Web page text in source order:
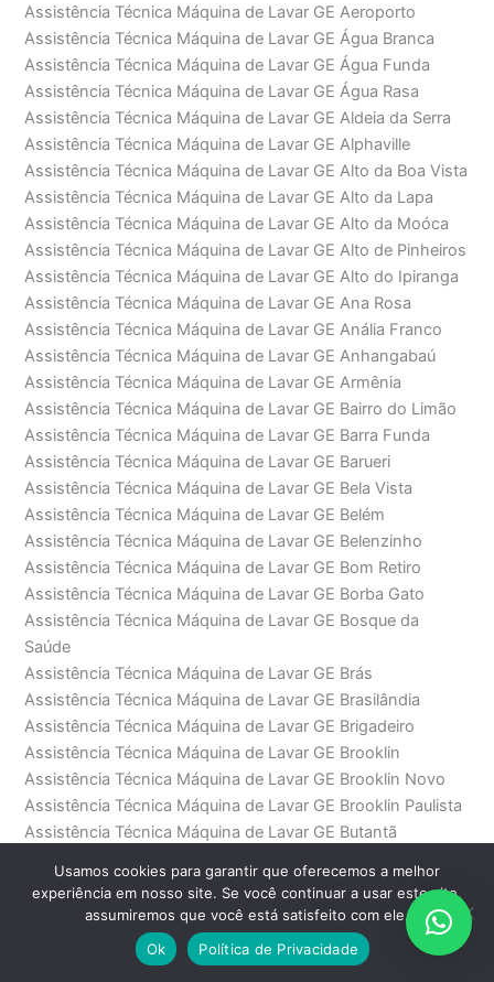
Assistência Técnica Máquina de Lavar GE Aeroporto
Assistência Técnica Máquina de Lavar GE Água Branca
Assistência Técnica Máquina de Lavar GE Água Funda
Assistência Técnica Máquina de Lavar GE Água Rasa
Assistência Técnica Máquina de Lavar GE Aldeia da Serra
Assistência Técnica Máquina de Lavar GE Alphaville
Assistência Técnica Máquina de Lavar GE Alto da Boa Vista
Assistência Técnica Máquina de Lavar GE Alto da Lapa
Assistência Técnica Máquina de Lavar GE Alto da Moóca
Assistência Técnica Máquina de Lavar GE Alto de Pinheiros
Assistência Técnica Máquina de Lavar GE Alto do Ipiranga
Assistência Técnica Máquina de Lavar GE Ana Rosa
Assistência Técnica Máquina de Lavar GE Anália Franco
Assistência Técnica Máquina de Lavar GE Anhangabaú
Assistência Técnica Máquina de Lavar GE Armênia
Assistência Técnica Máquina de Lavar GE Bairro do Limão
Assistência Técnica Máquina de Lavar GE Barra Funda
Assistência Técnica Máquina de Lavar GE Barueri
Assistência Técnica Máquina de Lavar GE Bela Vista
Assistência Técnica Máquina de Lavar GE Belém
Assistência Técnica Máquina de Lavar GE Belenzinho
Assistência Técnica Máquina de Lavar GE Bom Retiro
Assistência Técnica Máquina de Lavar GE Borba Gato
Assistência Técnica Máquina de Lavar GE Bosque da
Saúde
Assistência Técnica Máquina de Lavar GE Brás
Assistência Técnica Máquina de Lavar GE Brasilândia
Assistência Técnica Máquina de Lavar GE Brigadeiro
Assistência Técnica Máquina de Lavar GE Brooklin
Assistência Técnica Máquina de Lavar GE Brooklin Novo
Assistência Técnica Máquina de Lavar GE Brooklin Paulista
Assistência Técnica Máquina de Lavar GE Butantã
Assistência Técnica Máquina de Lavar GE Cambuci
Assistência Técnica Máquina de Lavar GE Campo Belo
Assistência Técnica Máquina de Lavar GE Campo Grande
Assistência Técnica Máquina de Lavar GE Carandiru
Usamos cookies para garantir que oferecemos a melhor
experiência em nosso site. Se você continuar a usar este site,
assumiremos que você está satisfeito com ele.
Ok
Política de Privacidade